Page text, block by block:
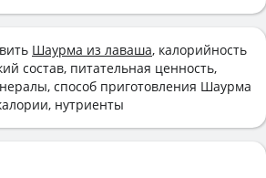
Шаурма из лаваша, калорийность
состав, питательная ценность,
способ приготовления Шаурма
нутриенты